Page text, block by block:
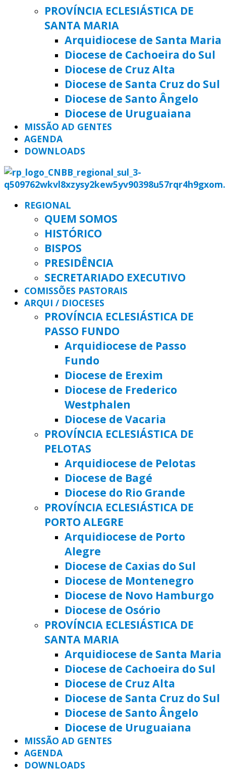
PROVÍNCIA ECLESIÁSTICA DE
SANTA MARIA
Arquidiocese de Santa Maria
Diocese de Cachoeira do Sul
Diocese de Cruz Alta
Diocese de Santa Cruz do Sul
Diocese de Santo Ângelo
Diocese de Uruguaiana
MISSÃO AD GENTES
AGENDA
DOWNLOADS
REGIONAL
QUEM SOMOS
HISTÓRICO
BISPOS
PRESIDÊNCIA
SECRETARIADO EXECUTIVO
COMISSÕES PASTORAIS
ARQUI / DIOCESES
PROVÍNCIA ECLESIÁSTICA DE
PASSO FUNDO
Arquidiocese de Passo
Fundo
Diocese de Erexim
Diocese de Frederico
Westphalen
Diocese de Vacaria
PROVÍNCIA ECLESIÁSTICA DE
PELOTAS
Arquidiocese de Pelotas
Diocese de Bagé
Diocese do Rio Grande
PROVÍNCIA ECLESIÁSTICA DE
PORTO ALEGRE
Arquidiocese de Porto
Alegre
Diocese de Caxias do Sul
Diocese de Montenegro
Diocese de Novo Hamburgo
Diocese de Osório
PROVÍNCIA ECLESIÁSTICA DE
SANTA MARIA
Arquidiocese de Santa Maria
Diocese de Cachoeira do Sul
Diocese de Cruz Alta
Diocese de Santa Cruz do Sul
Diocese de Santo Ângelo
Diocese de Uruguaiana
MISSÃO AD GENTES
AGENDA
DOWNLOADS